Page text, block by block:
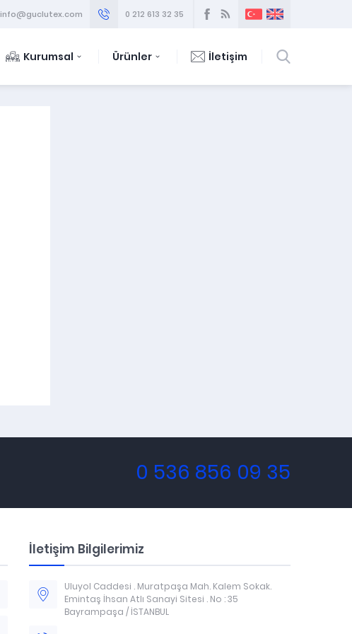
info@guclutex.com 0 212 613 32 35
Kurumsal Ürünler İletişim
0 536 856 09 35
İletişim Bilgilerimiz
Uluyol Caddesi . Muratpaşa Mah. Kalem Sokak.
Emintaş İhsan Atlı Sanayi Sitesi . No : 35
Bayrampaşa / İSTANBUL